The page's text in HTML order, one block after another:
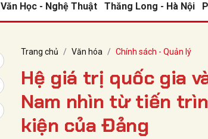
Văn Học - Nghệ Thuật Thăng Long - Hà Nội
Trang chủ Văn hóa Chính sách - Quản lý
Hệ giá trị quốc gia
Nam nhìn từ tiến
kiện của Đảng